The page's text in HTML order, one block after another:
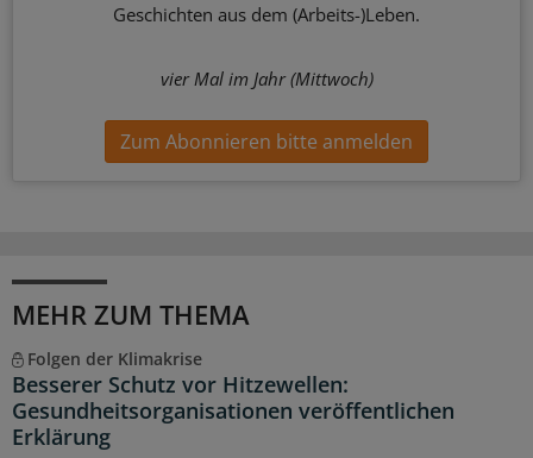
Geschichten aus dem (Arbeits-)Leben.
vier Mal im Jahr (Mittwoch)
Zum Abonnieren bitte anmelden
MEHR ZUM THEMA
Folgen der Klimakrise
Besserer Schutz vor Hitzewellen:
Gesundheitsorganisationen veröffentlichen
Erklärung